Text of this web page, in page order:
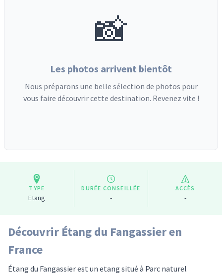
📸
Les photos arrivent bientôt
Nous préparons une belle sélection de photos pour
vous faire découvrir cette destination. Revenez vite !
TYPE
Etang
DURÉE CONSEILLÉE
-
ACCÈS
-
Découvrir Étang du Fangassier en
France
Étang du Fangassier est un etang situé à Parc naturel